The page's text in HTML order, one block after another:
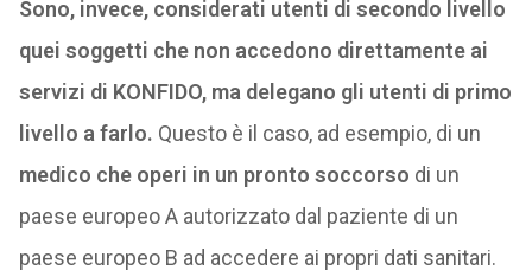
Sono, invece, considerati utenti di secondo livello
quei soggetti che non accedono direttamente ai
servizi di KONFIDO, ma delegano gli utenti di primo
livello a farlo. Questo è il caso, ad esempio, di un
medico che operi in un pronto soccorso di un
paese europeo A autorizzato dal paziente di un
paese europeo B ad accedere ai propri dati sanitari.